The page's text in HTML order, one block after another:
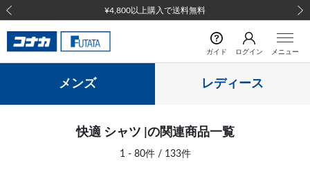
前の画像
ガイド ログイン メニュー
メンズ レディース
快適 シャツ |の関連商品一覧
1 - 80件 / 133件